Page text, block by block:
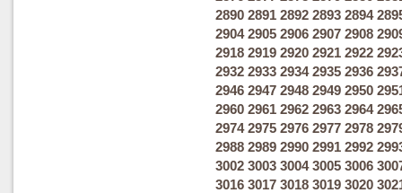
2890 2891 2892 2893 2894
2904 2905 2906 2907 2908
2918 2919 2920 2921 2922
2932 2933 2934 2935 2936
2946 2947 2948 2949 2950
2960 2961 2962 2963 2964
2974 2975 2976 2977 2978
2988 2989 2990 2991 2992
3002 3003 3004 3005 3006
3016 3017 3018 3019 3020